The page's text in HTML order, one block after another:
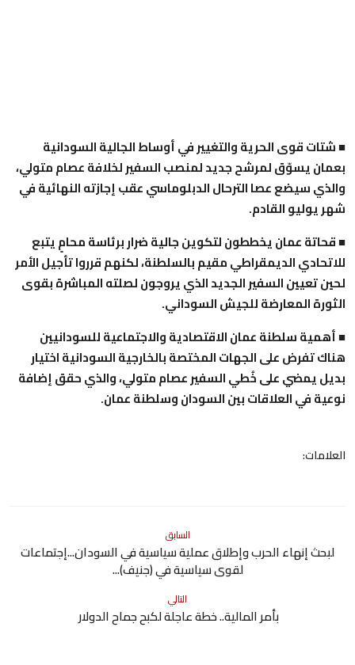
■ شتات قوى الحرية والتغيير في أوساط الجالية السودانية
بعمان يسوّق لمرشح جديد لمنصب السفير لخلافة عصام متولي،
والذي سيضع عصا الترحال الدبلوماسي عقب إجازته النهائية في
شهر يوليو القادم.
■ قحاتة عمان يخططون لتكوين جالية ضرار برئاسة محامٍ يتبع
للاتحادي الديمقراطي مقيم بالسلطنة، لكنهم قرروا تأجيل الأمر
لحين تعيين السفير الجديد الذي يروجون لصلته المباشرة بقوى
الثورة المعارضة للجيش السوداني.
■ أهمية سلطنة عمان الاقتصادية والاجتماعية للسودانيين
هناك تفرض على الجهات المختصة بالخارجية السودانية اختيار
بديل يمضي على خُطي السفير عصام متولي، والذي حقق إضافة
نوعية في العلاقات بين السودان وسلطنة عمان.
العلامات:
السابق
لبحث إنهاء الحرب وإطلاق عملية سياسية في السودان...إجتماعات
لقوى سياسية في (جنيف)...
التالي
بأمر المالية.. خطة عاجلة لكبح جماح الدولار